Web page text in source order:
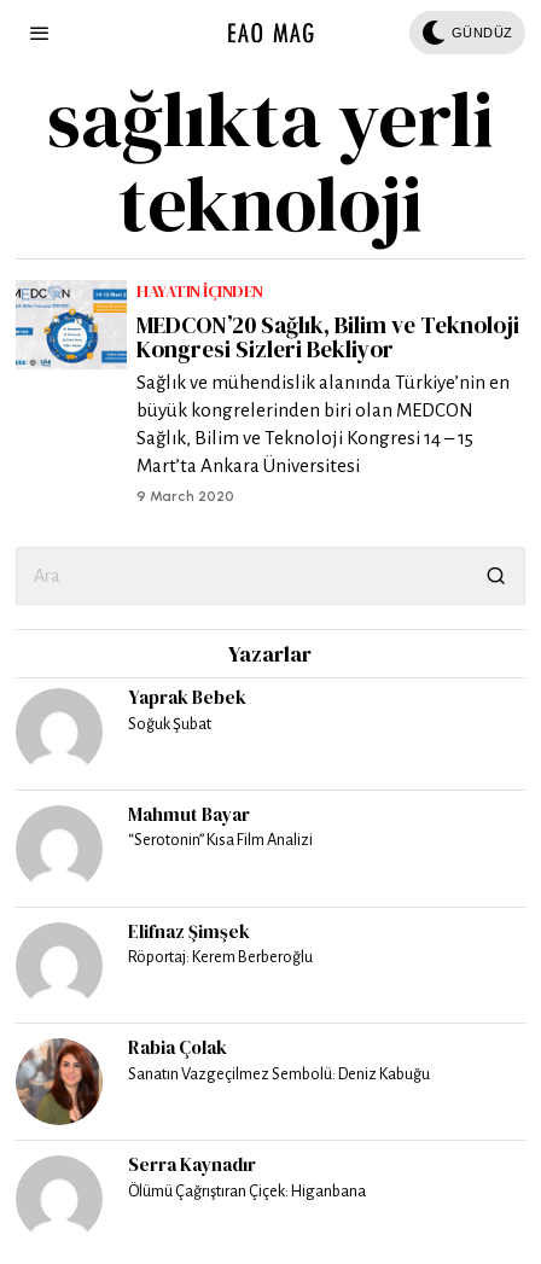
GÜNDÜZ
sağlıkta yerli
teknoloji
HAYATIN İÇINDEN
MEDCON’20 Sağlık, Bilim ve Teknoloji
Kongresi Sizleri Bekliyor
Sağlık ve mühendislik alanında Türkiye’nin en
büyük kongrelerinden biri olan MEDCON
Sağlık, Bilim ve Teknoloji Kongresi 14 – 15
Mart’ta Ankara Üniversitesi
9 March 2020
Yazarlar
Yaprak Bebek
Soğuk Şubat
Mahmut Bayar
“Serotonin” Kısa Film Analizi
Elifnaz Şimşek
Röportaj: Kerem Berberoğlu
Rabia Çolak
Sanatın Vazgeçilmez Sembolü: Deniz Kabuğu
Serra Kaynadır
Ölümü Çağrıştıran Çiçek: Higanbana